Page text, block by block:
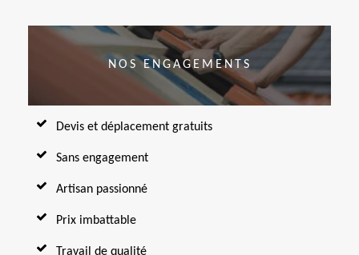
NOS ENGAGEMENTS
Devis et déplacement gratuits
Sans engagement
Artisan passionné
Prix imbattable
Travail de qualité